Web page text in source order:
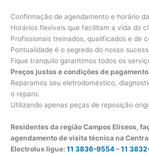
Confirmação de agendamento e horário
Horários flexíveis que facilitam a vida do
Profissionais treinados, qualificados e de
Pontualidade é o segredo do nosso
Fique tranquilo garantimos todos os
Preços justos e condições de pagamento
Reparamos seu eletrodoméstico,
o reparo.
Utilizando apenas peças de reposição
Residentes da região Campos Elíseos,
agendamento de visita técnica na
Electrolux ligue:11 3836-9554–11